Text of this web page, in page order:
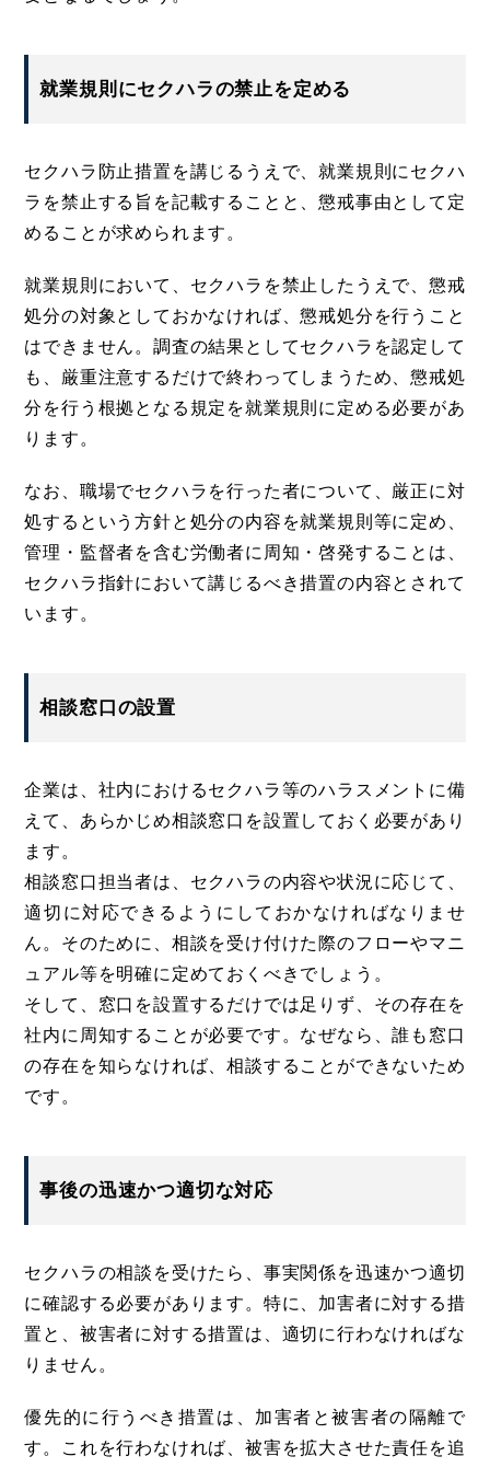
就業規則にセクハラの禁止を定める
セクハラ防止措置を講じるうえで、就業規則にセクハ
ラを禁止する旨を記載することと、懲戒事由として定
めることが求められます。
就業規則において、セクハラを禁止したうえで、懲戒
処分の対象としておかなければ、懲戒処分を行うこと
はできません。調査の結果としてセクハラを認定して
も、厳重注意するだけで終わってしまうため、懲戒処
分を行う根拠となる規定を就業規則に定める必要があ
ります。
なお、職場でセクハラを行った者について、厳正に対
処するという方針と処分の内容を就業規則等に定め、
管理・監督者を含む労働者に周知・啓発することは、
セクハラ指針において講じるべき措置の内容とされて
います。
相談窓口の設置
企業は、社内におけるセクハラ等のハラスメントに備
えて、あらかじめ相談窓口を設置しておく必要があり
ます。
相談窓口担当者は、セクハラの内容や状況に応じて、
適切に対応できるようにしておかなければなりませ
ん。そのために、相談を受け付けた際のフローやマニ
ュアル等を明確に定めておくべきでしょう。
そして、窓口を設置するだけでは足りず、その存在を
社内に周知することが必要です。なぜなら、誰も窓口
の存在を知らなければ、相談することができないため
です。
事後の迅速かつ適切な対応
セクハラの相談を受けたら、事実関係を迅速かつ適切
に確認する必要があります。特に、加害者に対する措
置と、被害者に対する措置は、適切に行わなければな
りません。
優先的に行うべき措置は、加害者と被害者の隔離で
す。これを行わなければ、被害を拡大させた責任を追